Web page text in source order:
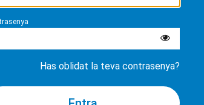
Has oblidat la teva contrasenya?